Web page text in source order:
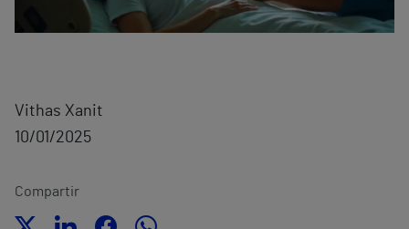
Vithas Xanit
10/01/2025
Compartir